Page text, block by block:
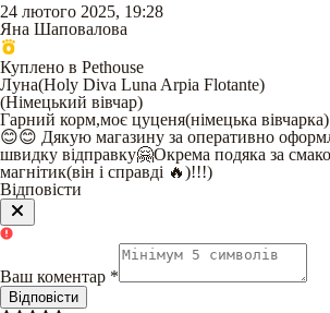
24 лютого 2025, 19:28
Яна Шаповалова
Куплено в Pethouse
Луна(Holy Diva Luna Arpia Flotante)
(Німецький вівчар)
Гарний корм,моє цуценя(німецька вівчарка)
😊😊 Дякую магазину за оперативно
швидку відправку🤗Окрема подяка за
магнітик(він і справді 🔥)!!!)
Відповісти
Ваш коментар *
Відповісти